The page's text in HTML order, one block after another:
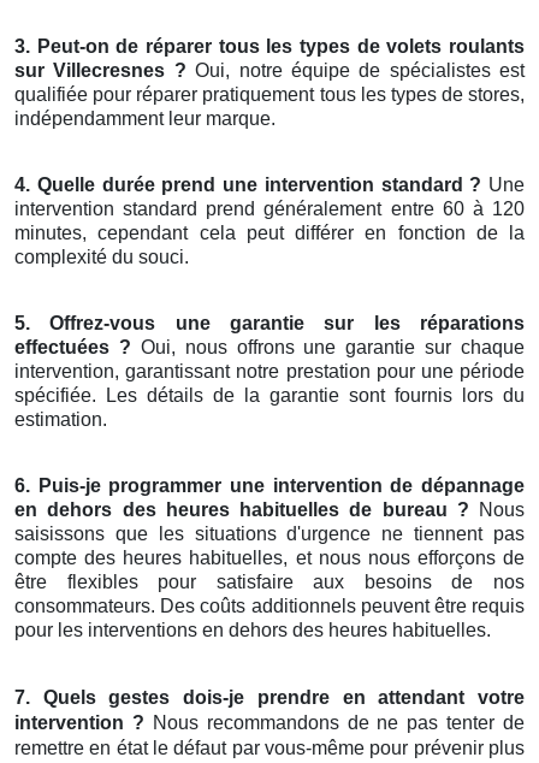
3. Peut-on de réparer tous les types de volets roulants
sur Villecresnes ? Oui, notre équipe de spécialistes est
qualifiée pour réparer pratiquement tous les types de stores,
indépendamment leur marque.
4. Quelle durée prend une intervention standard ? Une
intervention standard prend généralement entre 60 à 120
minutes, cependant cela peut différer en fonction de la
complexité du souci.
5. Offrez-vous une garantie sur les réparations
effectuées ? Oui, nous offrons une garantie sur chaque
intervention, garantissant notre prestation pour une période
spécifiée. Les détails de la garantie sont fournis lors du
estimation.
6. Puis-je programmer une intervention de dépannage
en dehors des heures habituelles de bureau ? Nous
saisissons que les situations d'urgence ne tiennent pas
compte des heures habituelles, et nous nous efforçons de
être flexibles pour satisfaire aux besoins de nos
consommateurs. Des coûts additionnels peuvent être requis
pour les interventions en dehors des heures habituelles.
7. Quels gestes dois-je prendre en attendant votre
intervention ? Nous recommandons de ne pas tenter de
remettre en état le défaut par vous-même pour prévenir plus